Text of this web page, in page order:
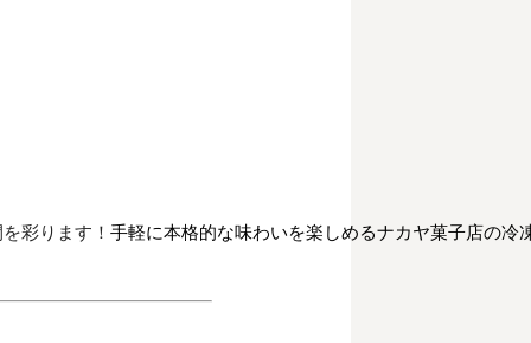
彩ります！手軽に本格的な味わいを楽しめるナカヤ菓子店の冷